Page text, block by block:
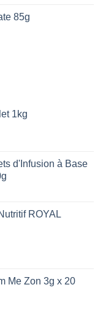
85g
1kg
d'Infusion à Base
ROYAL
Me Zon 3g x 20